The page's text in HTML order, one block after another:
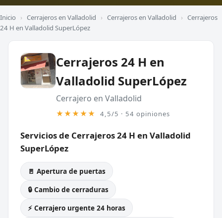
Inicio › Cerrajeros en Valladolid › Cerrajeros en Valladolid › Cerrajeros
24 H en Valladolid SuperLópez
Cerrajeros 24 H en
Valladolid SuperLópez
Cerrajero en Valladolid
★★★★★ 4,5/5 · 54 opiniones
Servicios de Cerrajeros 24 H en Valladolid
SuperLópez
🚪 Apertura de puertas
🔒 Cambio de cerraduras
⚡ Cerrajero urgente 24 horas